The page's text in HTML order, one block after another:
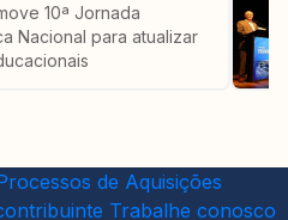
10ª Jornada
Nacional para atualizar
de Aquisições
Trabalhe conosco